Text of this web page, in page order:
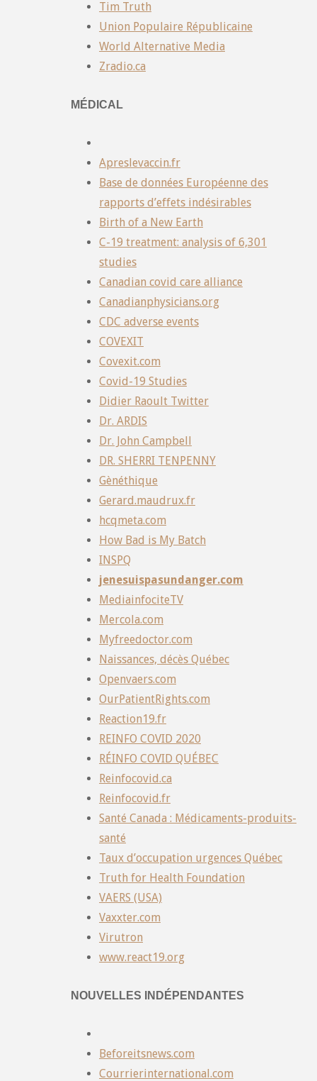
Tim Truth
Union Populaire Républicaine
World Alternative Media
Zradio.ca
MÉDICAL
Apreslevaccin.fr
Base de données Européenne des
rapports d’effets indésirables
Birth of a New Earth
C-19 treatment: analysis of 6,301
studies
Canadian covid care alliance
Canadianphysicians.org
CDC adverse events
COVEXIT
Covexit.com
Covid-19 Studies
Didier Raoult Twitter
Dr. ARDIS
Dr. John Campbell
DR. SHERRI TENPENNY
Gènéthique
Gerard.maudrux.fr
hcqmeta.com
How Bad is My Batch
INSPQ
jenesuispasundanger.com
MediainfociteTV
Mercola.com
Myfreedoctor.com
Naissances, décès Québec
Openvaers.com
OurPatientRights.com
Reaction19.fr
REINFO COVID 2020
RÉINFO COVID QUÉBEC
Reinfocovid.ca
Reinfocovid.fr
Santé Canada : Médicaments-produits-
santé
Taux d’occupation urgences Québec
Truth for Health Foundation
VAERS (USA)
Vaxxter.com
Virutron
www.react19.org
NOUVELLES INDÉPENDANTES
Beforeitsnews.com
Courrierinternational.com